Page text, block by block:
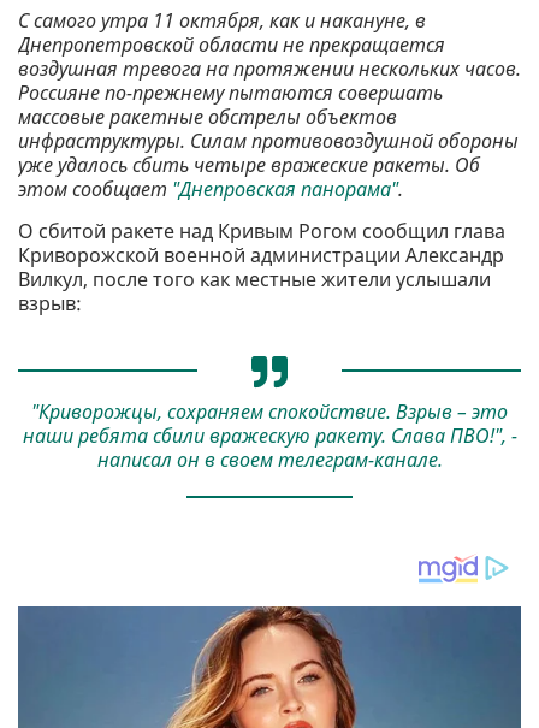
С самого утра 11 октября, как и накануне, в
Днепропетровской области не прекращается
воздушная тревога на протяжении нескольких часов.
Россияне по-прежнему пытаются совершать
массовые ракетные обстрелы объектов
инфраструктуры. Силам противовоздушной обороны
уже удалось сбить четыре вражеские ракеты. Об
этом сообщает "Днепровская панорама".
О сбитой ракете над Кривым Рогом сообщил глава
Криворожской военной администрации Александр
Вилкул, после того как местные жители услышали
взрыв:
"Криворожцы, сохраняем спокойствие. Взрыв – это
наши ребята сбили вражескую ракету. Слава ПВО!", -
написал он в своем телеграм-канале.